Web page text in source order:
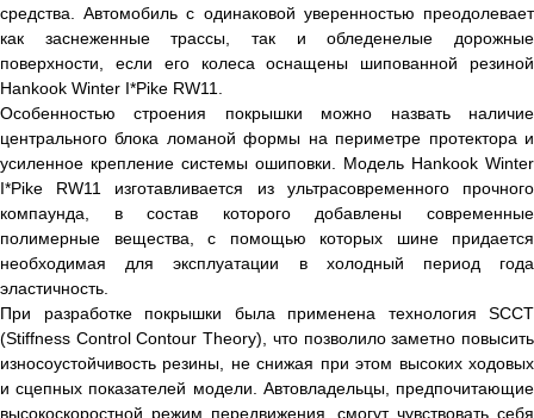
средства. Автомобиль с одинаковой уверенностью преодолевает
как заснеженные трассы, так и обледенелые дорожные
поверхности, если его колеса оснащены шипованной резиной
Hankook Winter I*Pike RW11.
Особенностью строения покрышки можно назвать наличие
центрального блока ломаной формы на периметре протектора и
усиленное крепление системы ошиповки. Модель Hankook Winter
I*Pike RW11 изготавливается из ультрасовременного прочного
компаунда, в состав которого добавлены современные
полимерные вещества, с помощью которых шине придается
необходимая для эксплуатации в холодный период года
эластичность.
При разработке покрышки была применена технология SCCT
(Stiffness Control Contour Theory), что позволило заметно повысить
износоустойчивость резины, не снижая при этом высоких ходовых
и сцепных показателей модели. Автовладельцы, предпочитающие
высокоскоростной режим передвижения, смогут чувствовать себя